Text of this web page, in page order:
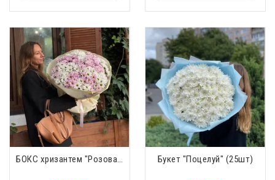
БОКС хризантем "Розовая гавань" 21шт Букет "Поцелуй" (25шт)